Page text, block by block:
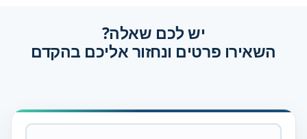
יש לכם שאלה?
השאירו פרטים ונחזור אליכם בהקדם